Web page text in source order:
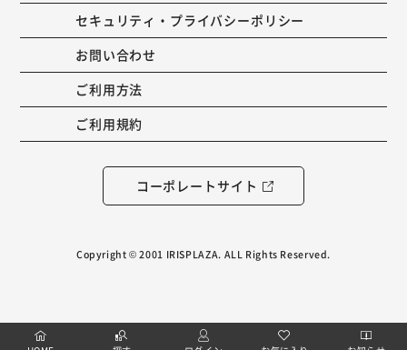
セキュリティ・プライバシーポリシー
お問い合わせ
ご利用方法
ご利用規約
コーポレートサイト
Copyright © 2001 IRISPLAZA. ALL Rights Reserved.